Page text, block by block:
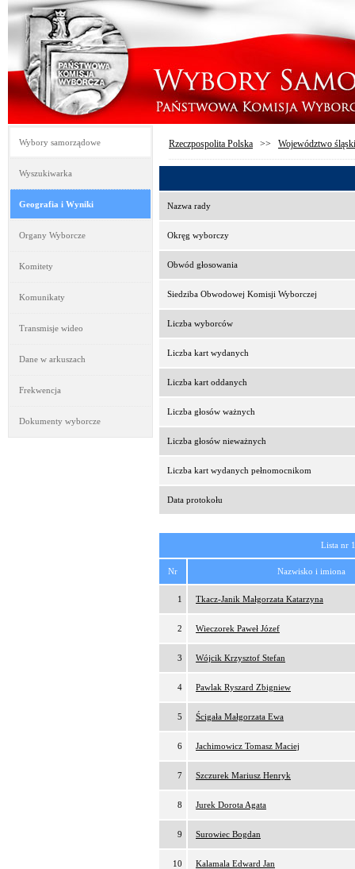
Wybory samorządowe
Wyszukiwarka
Geografia i Wyniki
Organy Wyborcze
Komitety
Komunikaty
Transmisje wideo
Dane w arkuszach
Frekwencja
Dokumenty wyborcze
Rzeczpospolita Polska >> Województwo
Nazwa rady
Okręg wyborczy
Obwód głosowania
Siedziba Obwodowej Komisji Wyborczej
Liczba wyborców
Liczba kart wydanych
Liczba kart oddanych
Liczba głosów ważnych
Liczba głosów nieważnych
Liczba kart wydanych pełnomocnikom
Data protokołu
Lista nr
Nr Nazwisko i imiona
1 Tkacz-Janik Małgorzata Katarzyna
2 Wieczorek Paweł Józef
3 Wójcik Krzysztof Stefan
4 Pawlak Ryszard Zbigniew
5 Ścigała Małgorzata Ewa
6 Jachimowicz Tomasz Maciej
7 Szczurek Mariusz Henryk
8 Jurek Dorota Agata
9 Surowiec Bogdan
10 Kalamala Edward Jan